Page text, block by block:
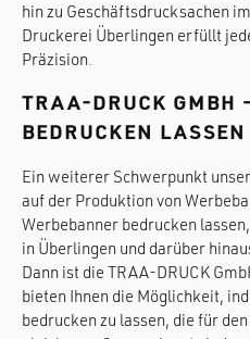
hin zu Geschäftsdrucksachen
Druckerei Überlingen erfüllt
Präzision.
TRAA-DRUCK GMBH
BEDRUCKEN
Ein weiterer Schwerpunkt
auf der Produktion von
Werbebanner bedrucken
in Überlingen und darüber
Dann ist die TRAA-DRUCK
bieten Ihnen die Möglichkeit,
bedrucken zu lassen, die für